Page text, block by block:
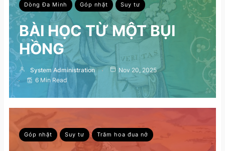
Dòng Đa Minh Góp nhặt Suy tư
BÀI HỌC TỪ MỘT BỤI
HỒNG
System Administration
Nov 20, 2025
6 Min Read
Góp nhặt Suy tư Trăm hoa đua nở